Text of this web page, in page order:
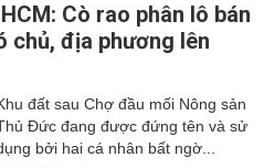
Cò rao phân lô bán
chủ, địa phương lên
đất sau Chợ đầu mối Nông sản
Đức đang được đứng tên và sử
bởi hai cá nhân bất ngờ...